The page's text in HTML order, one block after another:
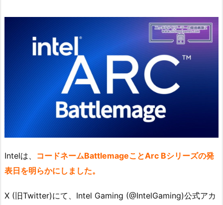
Intelは、 コードネームBattlemageことArc Bシリーズの発
表日を明らかにしました。
X (旧Twitter)にて、Intel Gaming (@IntelGaming)公式アカ